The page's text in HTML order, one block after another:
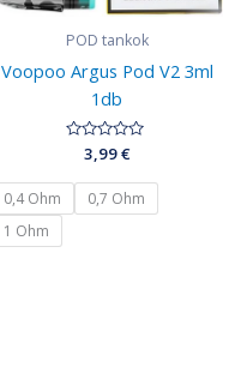
POD tankok
Voopoo Argus Pod V2 3ml
1db
Értékelés:
/
3,99€
0,4 Ohm
0,7 Ohm
1 Ohm